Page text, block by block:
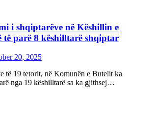
i shqiptarëve në Këshillin e
të parë 8 këshilltarë shqiptar
20, 2025
të 19 tetorit, në Komunën e Butelit ka
nga 19 këshilltarë sa ka gjithsej…